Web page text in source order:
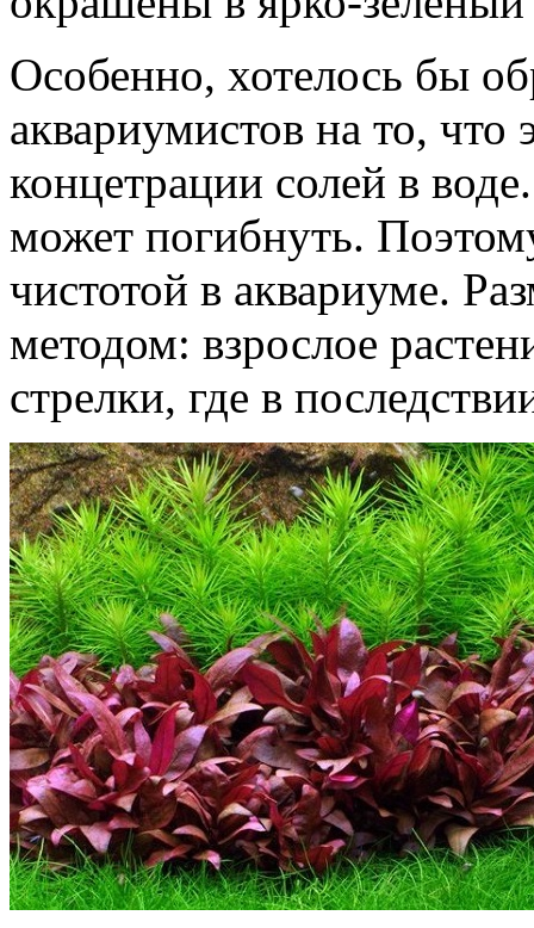
Особенно, хотелось бы
аквариумистов на то,
концетрации солей в
может погибнуть.
чистотой в аквариуме.
методом: взрослое
стрелки, где в